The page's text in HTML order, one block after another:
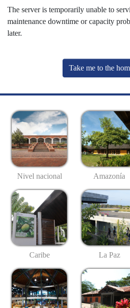
The server is temporarily unable to
maintenance downtime or capacity
later.
Take me to the
Nivel nacional Amazonía
Caribe La Paz